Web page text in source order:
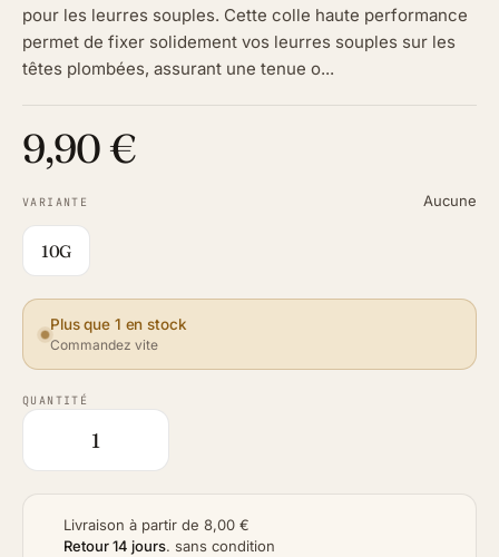
pour les leurres souples. Cette colle haute performance
permet de fixer solidement vos leurres souples sur les
têtes plombées, assurant une tenue o...
9,90 €
VARIANTE Aucune
10G
Plus que 1 en stock
Commandez vite
QUANTITÉ
Livraison à partir de 8,00 €
Retour 14 jours. sans condition